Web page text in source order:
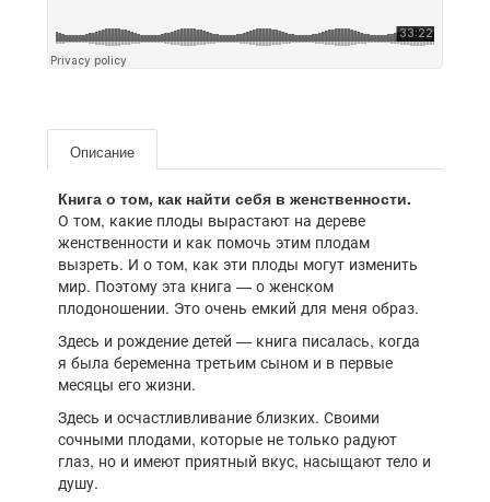
Описание
Книга о том, как найти себя в женственности.
О том, какие плоды вырастают на дереве
женственности и как помочь этим плодам
вызреть. И о том, как эти плоды могут изменить
мир. Поэтому эта книга — о женском
плодоношении. Это очень емкий для меня образ.
Здесь и рождение детей — книга писалась, когда
я была беременна третьим сыном и в первые
месяцы его жизни.
Здесь и осчастливливание близких. Своими
сочными плодами, которые не только радуют
глаз, но и имеют приятный вкус, насыщают тело и
душу.